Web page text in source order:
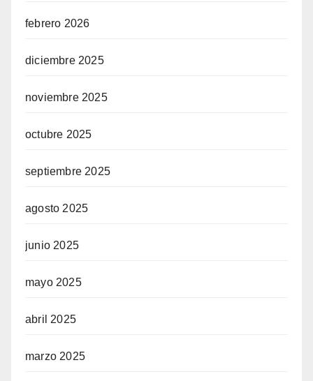
febrero 2026
diciembre 2025
noviembre 2025
octubre 2025
septiembre 2025
agosto 2025
junio 2025
mayo 2025
abril 2025
marzo 2025